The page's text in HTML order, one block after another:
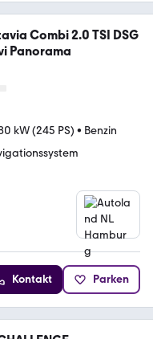
Combi 2.0 TSI DSG
Panorama
kW (245 PS) • Benzin
Kontakt Parken